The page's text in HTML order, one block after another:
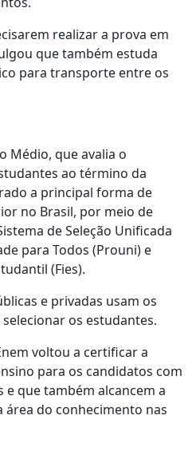
realizar a prova em
que também estuda
para transporte entre os
Médio, que avalia o
ao término da
a principal forma de
no Brasil, por meio de
de Seleção Unificada
para Todos (Prouni) e
(Fies).
e privadas usam os
os estudantes.
voltou a certificar a
para os candidatos com
e que também alcancem a
do conhecimento nas